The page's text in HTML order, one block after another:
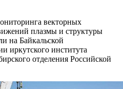
векторных
плазмы и структуры
на Байкальской
иркутского института
отделения Российской